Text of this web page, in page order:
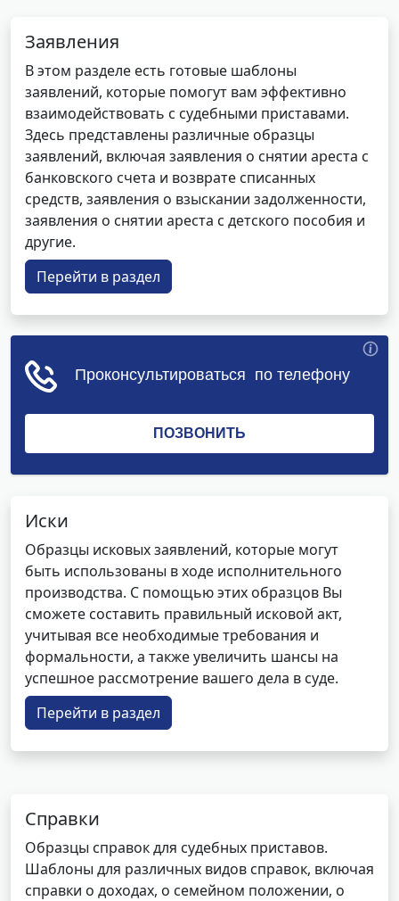
Заявления
В этом разделе есть готовые шаблоны
заявлений, которые помогут вам эффективно
взаимодействовать с судебными приставами.
Здесь представлены различные образцы
заявлений, включая заявления о снятии ареста с
банковского счета и возврате списанных
средств, заявления о взыскании задолженности,
заявления о снятии ареста с детского пособия и
другие.
Перейти в раздел
Иски
Образцы исковых заявлений, которые могут
быть использованы в ходе исполнительного
производства. С помощью этих образцов Вы
сможете составить правильный исковой акт,
учитывая все необходимые требования и
формальности, а также увеличить шансы на
успешное рассмотрение вашего дела в суде.
Перейти в раздел
Справки
Образцы справок для судебных приставов.
Шаблоны для различных видов справок, включая
справки о доходах, о семейном положении, о